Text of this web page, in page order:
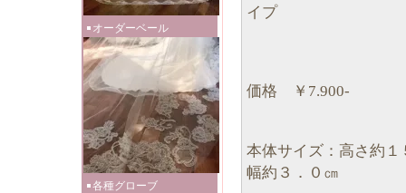
オーダーベール
各種グローブ
イプ
価格 ￥7.900-
本体サイズ：高さ約
幅約３．０㎝